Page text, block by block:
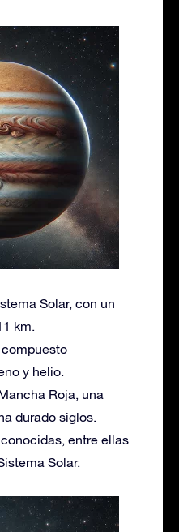
Solar, con un
km.
y helio.
Roja, una
durado siglos.
entre ellas
Solar.